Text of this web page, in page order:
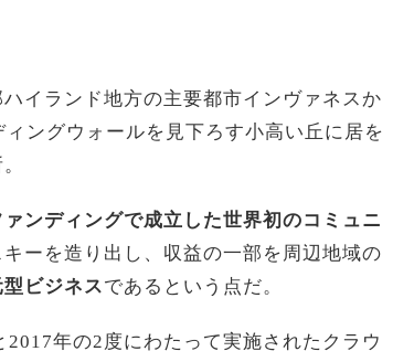
イランド地方の主要都市インヴァネスか
ングウォールを見下ろす小高い丘に居を
ンディングで成立した世界初のコミュニ
ーを造り出し、収益の一部を周辺地域の
ビジネスであるという点だ。
2017年の2度にわたって実施されたクラウ